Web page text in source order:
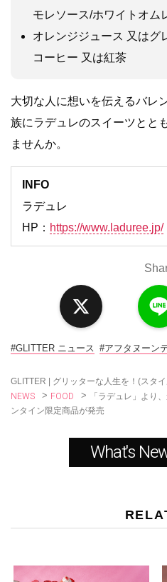
モレソース/ホワイトオム
オレンジジュース 又はグ
コーヒー 又は紅茶
大切な人に想いを伝えるバ
族にラデュレのスイーツとと
ませんか。
INFO
ラデュレ
HP： https://www.laduree.jp/
#GLITTER ニュース #アフタヌーン
GLITTER | グリッターな人生を！(スタ
NEWS > FOOD >
「ラデュレ」より
ンタイン限定商品が発売
What's